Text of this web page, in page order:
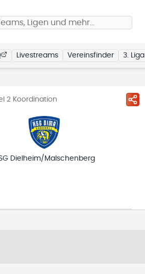
Ligen und mehr…
Livestreams Vereinsfinder 3. Liga
2 Koordination
Dielheim/Malschenberg